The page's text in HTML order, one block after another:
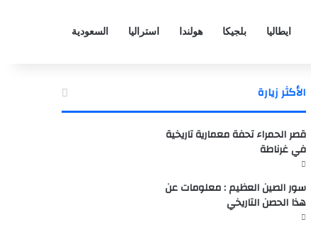
ايطاليا بلجيكا هولندا استراليا السعودية
الأكثر زيارة
قصر الحمراء تحفة معمارية تاريخية
في غرناطة
سور الصين العظيم : معلومات عن
هذا الحصن التاريخي